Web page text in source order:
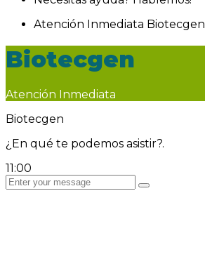
Atención Inmediata Biotecgen
Biotecgen
Atención Inmediata
Biotecgen
¿En qué te podemos asistir?.
11:00